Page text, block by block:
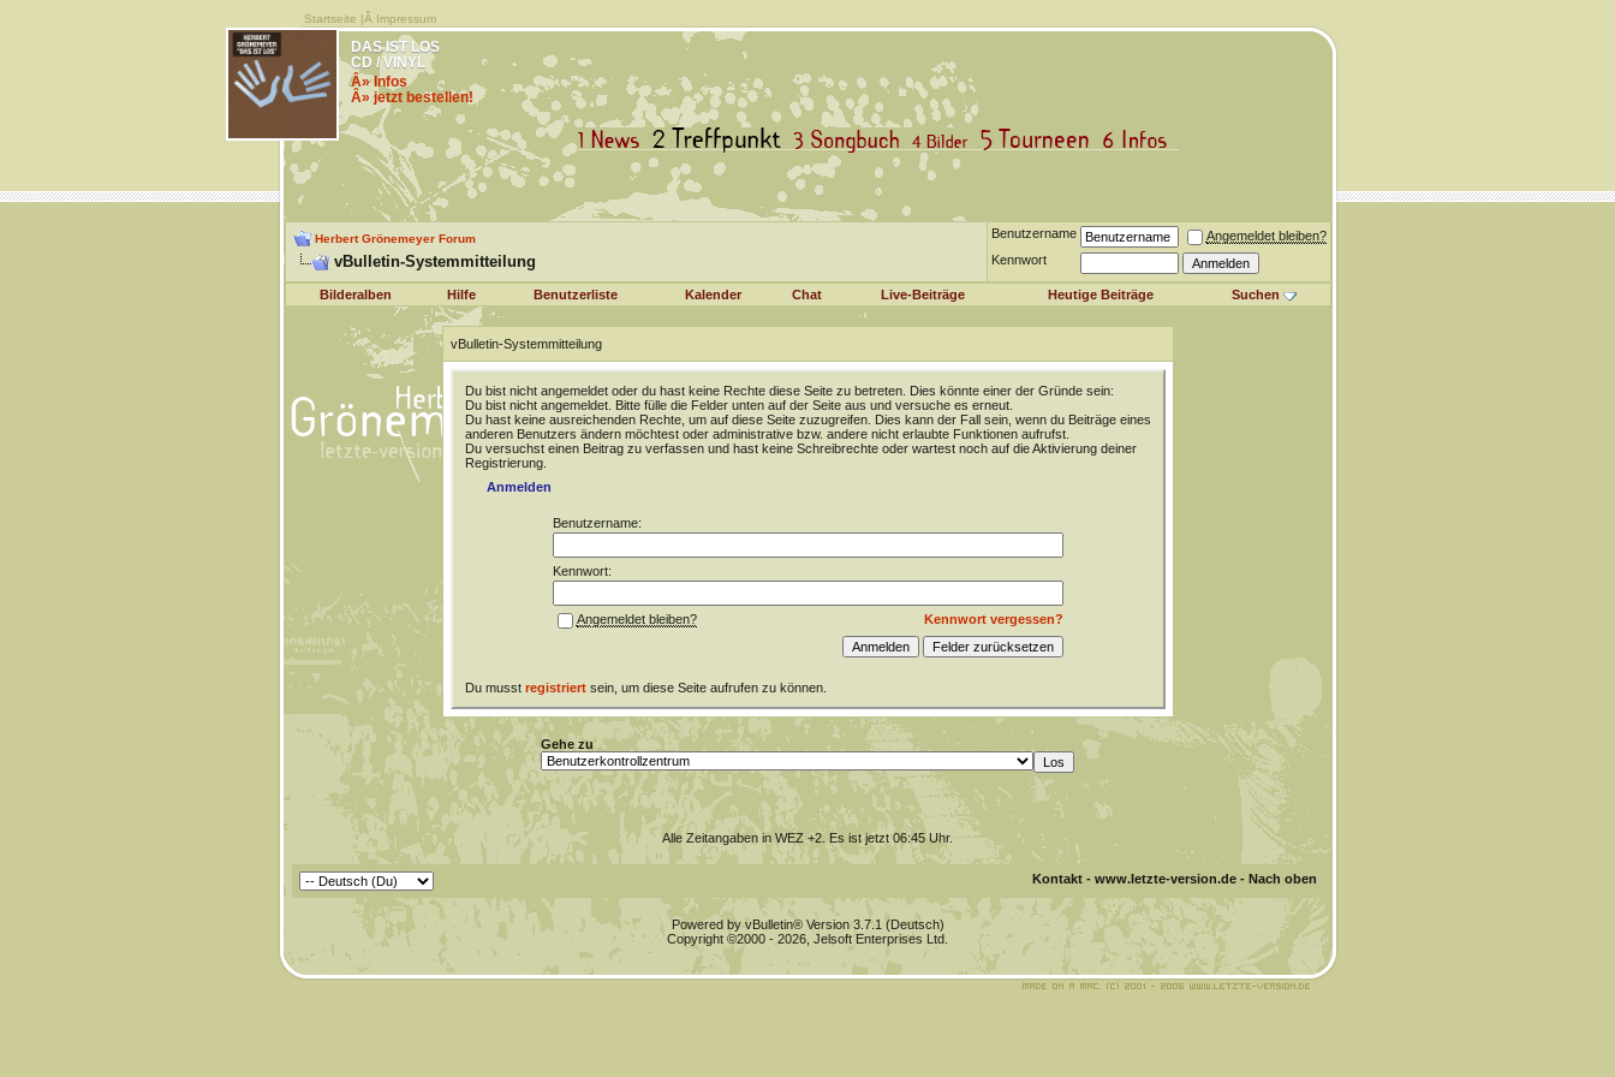
Startseite |Â Impressum
DAS IST LOS
CD / VINYL
Â» Infos
Â» jetzt bestellen!
Herbert Grönemeyer Forum
vBulletin-Systemmitteilung
Benutzername
Angemeldet bleiben?
Kennwort
Bilderalben Hilfe Benutzerliste Kalender Chat Live-Beiträge Heutige Beiträge Suchen
vBulletin-Systemmitteilung
Du bist nicht angemeldet oder du hast keine Rechte diese Seite zu betreten. Dies könnte einer der Gründe sein:
Du bist nicht angemeldet. Bitte fülle die Felder unten auf der Seite aus und versuche es erneut.
Du hast keine ausreichenden Rechte, um auf diese Seite zuzugreifen. Dies kann der Fall sein, wenn du Beiträge eines
anderen Benutzers ändern möchtest oder administrative bzw. andere nicht erlaubte Funktionen aufrufst.
Du versuchst einen Beitrag zu verfassen und hast keine Schreibrechte oder wartest noch auf die Aktivierung deiner
Registrierung.
Anmelden
Benutzername:
Kennwort:
Kennwort vergessen?
Angemeldet bleiben?
Du musst registriertsein, um diese Seite aufrufen zu können.
Gehe zu
Alle Zeitangaben in WEZ +2. Es ist jetzt06:45Uhr.
Kontakt- www.letzte-version.de- Nach oben
Powered by vBulletin® Version 3.7.1 (Deutsch)
Copyright ©2000 - 2026, Jelsoft Enterprises Ltd.